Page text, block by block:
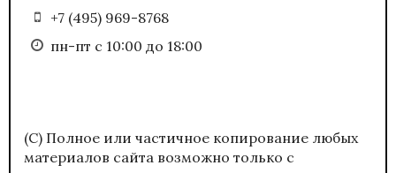
+7 (495) 969-8768
пн-пт с 10:00 до 18:00
(С) Полное или частичное копирование любых
материалов сайта возможно только с